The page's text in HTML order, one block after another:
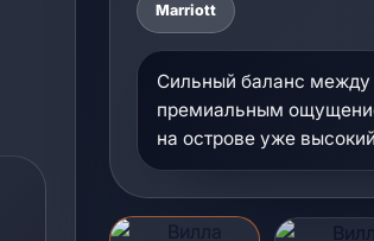
Marriott
Сильный баланс
премиальным
на острове уже